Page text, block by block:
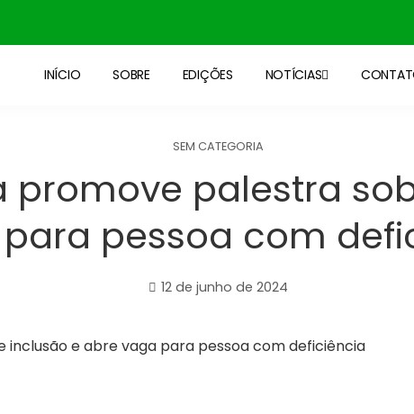
INÍCIO SOBRE EDIÇÕES NOTÍCIAS
SEM CATEGORIA
promove palestra
pessoa com
12 de junho de 2024